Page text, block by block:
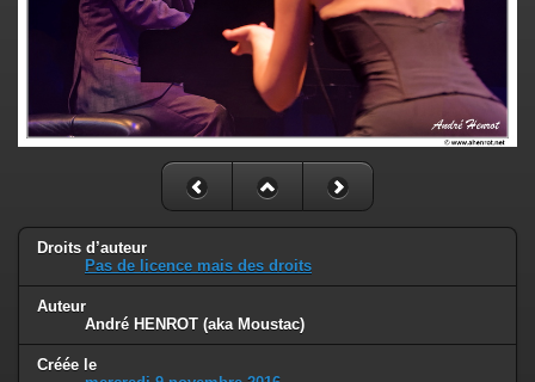
Droits d’auteur
Pas de licence mais des droits
Auteur
André HENROT (aka Moustac)
Créée le